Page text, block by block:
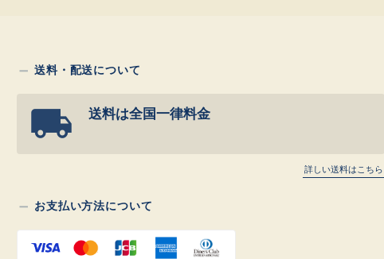
送料・配送について
送料は全国一律料金
詳しい送料はこちら
お支払い方法について